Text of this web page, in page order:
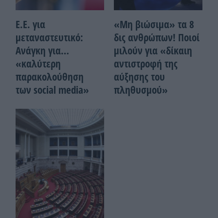
Ε.Ε. για
μεταναστευτικό:
Ανάγκη για…
«καλύτερη
παρακολούθηση
των social media»
«Μη βιώσιμα» τα 8
δις ανθρώπων! Ποιοί
μιλούν για «δίκαιη
αντιστροφή της
αύξησης του
πληθυσμού»